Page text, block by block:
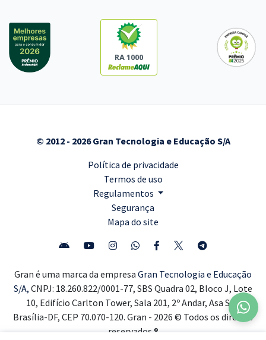
RA 1000
© 2012 - 2026 Gran Tecnologia e Educação S/A
Política de privacidade
Termos de uso
Regulamentos
Segurança
Mapa do site
Gran é uma marca da empresa Gran Tecnologia e Educação
S/A, CNPJ: 18.260.822/0001-77, SBS Quadra 02, Bloco J, Lote
10, Edifício Carlton Tower, Sala 201, 2º Andar, Asa Sul,
Brasília-DF, CEP 70.070-120. Gran - 2026 © Todos os direitos
reservados ®